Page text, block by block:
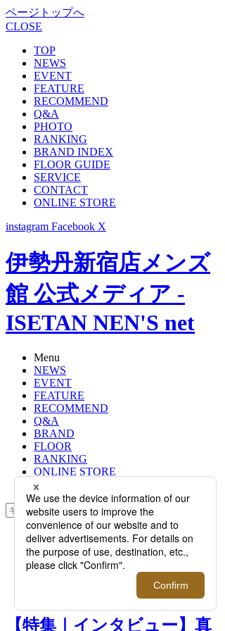
ページトップへ
CLOSE
TOP
NEWS
EVENT
FEATURE
RECOMMEND
Q&A
PHOTO
RANKING
BRAND INDEX
FLOOR GUIDE
SERVICE
CONTACT
ONLINE STORE
instagram Facebook X
伊勢丹新宿店メンズ
館 公式メディア -
ISETAN NEN'S net
Menu
NEWS
EVENT
FEATURE
RECOMMEND
Q&A
BRAND
FLOOR
RANKING
ONLINE STORE
SERVICE
検索
TOP
PHOTO
【特集｜インタビュー】真の都市機
能服を創出、＜TEÄTORA/テアトラ
＞上出大輔のモノづくりの姿勢。
【特集｜インタビュー】真